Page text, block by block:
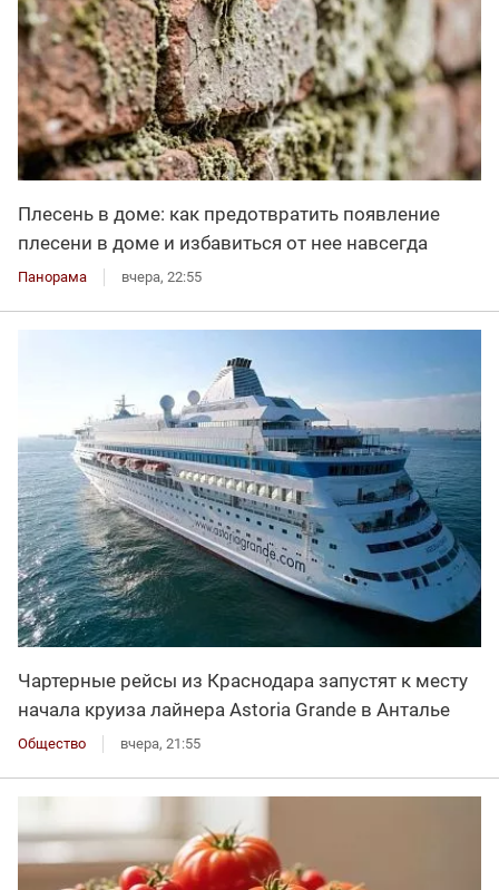
Плесень в доме: как предотвратить появление
плесени в доме и избавиться от нее навсегда
Панорама вчера, 22:55
Чартерные рейсы из Краснодара запустят к месту
начала круиза лайнера Astoria Grande в Анталье
Общество вчера, 21:55